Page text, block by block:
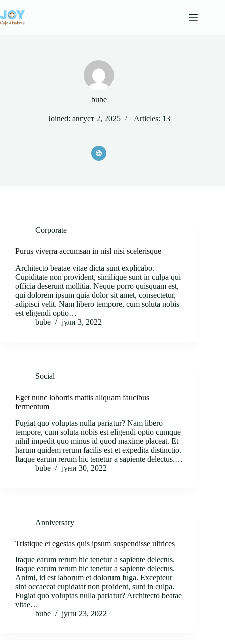
to
content
bube
Joined: август 2, 2025 Articles: 13
Corporate
Purus viverra accumsan in nisl nisi scelerisque
Architecto beatae vitae dicta sunt explicabo.
Cupiditate non provident, similique sunt in culpa qui
officia deserunt mollitia. Neque porro quisquam est,
qui dolorem ipsum quia dolor sit amet, consectetur,
adipisci velit. Nam libero tempore, cum soluta nobis
est eligendi optio…
bube
јули 3, 2022
Social
Eget nunc lobortis mattis aliquam faucibus
fermentum
Fugiat quo voluptas nulla pariatur? Nam libero
tempore, cum soluta nobis est eligendi optio cumque
nihil impedit quo minus id quod maxime placeat. Et
harum quidem rerum facilis est et expedita distinctio.
Itaque earum rerum hic tenetur a sapiente delectus.…
bube
јуни 30, 2022
Anniversary
Tristique et egestas quis ipsum suspendisse ultrices
Itaque earum rerum hic tenetur a sapiente delectus.
Itaque earum rerum hic tenetur a sapiente delectus.
Animi, id est laborum et dolorum fuga. Excepteur
sint occaecat cupidatat non proident, sunt in culpa.
Fugiat quo voluptas nulla pariatur? Architecto beatae
vitae…
bube
јуни 23, 2022